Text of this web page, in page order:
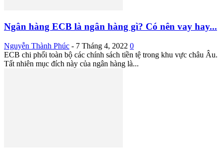
Ngân hàng ECB là ngân hàng gì? Có nên vay hay...
Nguyễn Thành Phúc - 7 Tháng 4, 2022 0
ECB chi phối toàn bộ các chính sách tiền tệ trong khu vực châu Âu.
Tất nhiên mục đích này của ngân hàng là...